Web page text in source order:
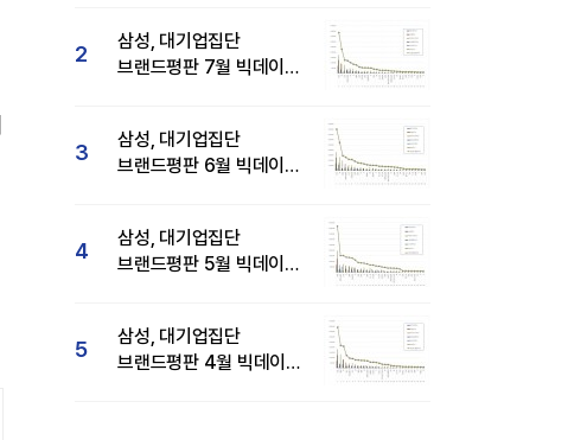
2
삼성, 대기업집단
브랜드평판 7월 빅데이터
3
삼성, 대기업집단
브랜드평판 6월 빅데이터
4
삼성, 대기업집단
브랜드평판 5월 빅데이터
5
삼성, 대기업집단
브랜드평판 4월 빅데이터